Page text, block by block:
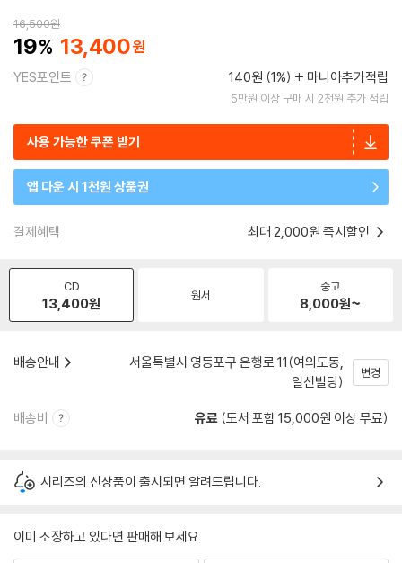
16,500원
19 13,400
YES포인트 140원 (1%) 마니아추가적립
5만원 이상 구매 시 2천원 추가 적립
사용 가능한 쿠폰 받기
앱 다운 시 1천원 상품권
결제혜택 최대 2,000원 즉시할인
CD
13,400원 원서
중고
8,000원~
배송안내
서울특별시 영등포구 은행로 11(여의도동,
일신빌딩)
변경
배송비 유료 (도서 포함 15,000원 이상 무료)
시리즈의 신상품이 출시되면 알려드립니다.
이미 소장하고 있다면 판매해 보세요.